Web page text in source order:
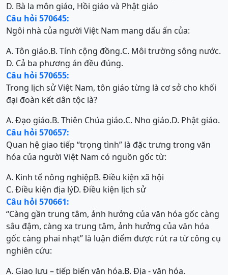
D. Bà la môn giáo, Hồi giáo và Phật giáo
Câu hỏi 570645:
Ngôi nhà của người Việt Nam mang dấu ấn của:
A. Tôn giáo.B. Tính cộng đồng.C. Môi trường sông nước.
D. Cả ba phương án đều đúng.
Câu hỏi 570655:
Trong lịch sử Việt Nam, tôn giáo từng là cơ sở cho khối
đại đoàn kết dân tộc là?
A. Đạo giáo.B. Thiên Chúa giáo.C. Nho giáo.D. Phật giáo.
Câu hỏi 570657:
Quan hệ giao tiếp “trọng tình” là đặc trưng trong văn
hóa của người Việt Nam có nguồn gốc từ:
A. Kinh tế nông nghiệpB. Điều kiện xã hội
C. Điều kiện địa lýD. Điều kiện lịch sử
Câu hỏi 570661:
“Càng gần trung tâm, ảnh hưởng của văn hóa gốc càng
sâu đậm, càng xa trung tâm, ảnh hưởng của văn hóa
gốc càng phai nhạt” là luận điểm được rút ra từ công cụ
nghiên cứu:
A. Giao lưu – tiếp biến văn hóa.B. Địa - văn hóa.